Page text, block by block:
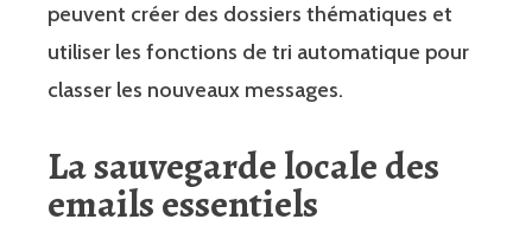
peuvent créer des dossiers thématiques et
utiliser les fonctions de tri automatique pour
classer les nouveaux messages.
La sauvegarde locale des
emails essentiels